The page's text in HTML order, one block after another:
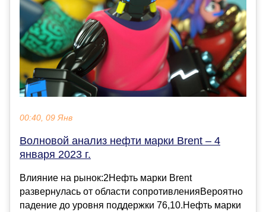
00:40, 09 Янв
Волновой анализ нефти марки Brent – 4
января 2023 г.
Влияние на рынок:2Нефть марки Brent
развернулась от области сопротивленияВероятно
падение до уровня поддержки 76,10.Нефть марки